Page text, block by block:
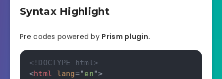
Syntax Highlight
Pre codes powered by Prism plugin.
<!DOCTYPE html>
<html lang="en">